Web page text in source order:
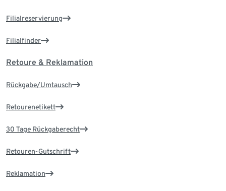
Filialreservierung
Filialfinder
Retoure & Reklamation
Rückgabe/Umtausch
Retourenetikett
30 Tage Rückgaberecht
Retouren-Gutschrift
Reklamation